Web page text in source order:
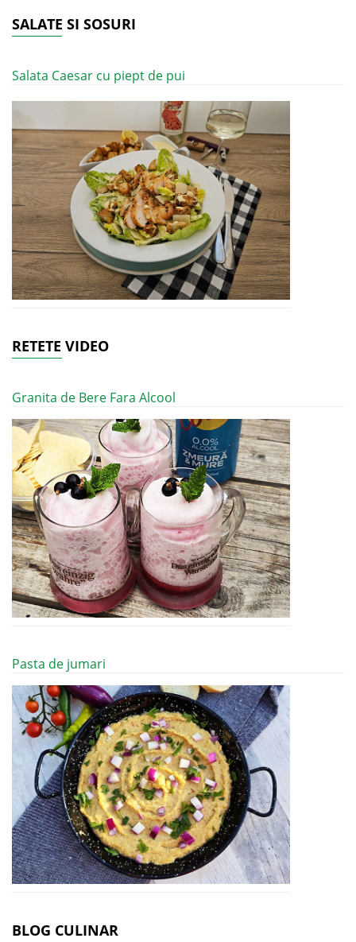
SALATE SI SOSURI
Salata Caesar cu piept de pui
RETETE VIDEO
Granita de Bere Fara Alcool
Pasta de jumari
BLOG CULINAR